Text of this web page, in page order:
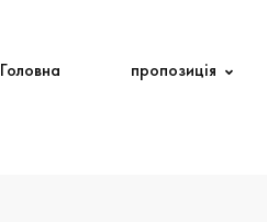
Головна пропозиція